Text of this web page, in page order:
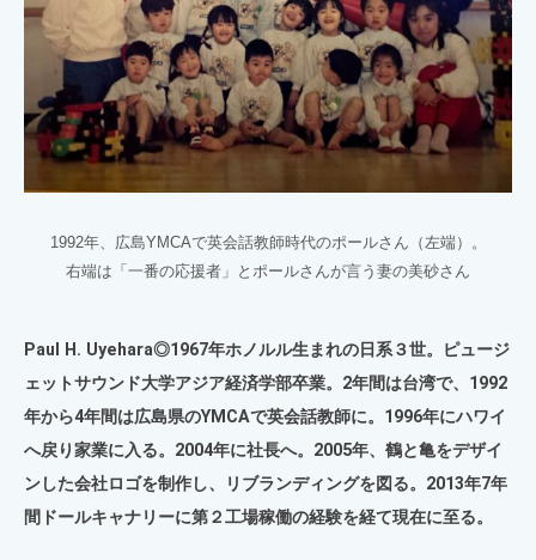
1992年、広島YMCAで英会話教師時代のポールさん（左端）。
右端は「一番の応援者」とポールさんが言う妻の美砂さん
Paul H. Uyehara◎1967年ホノルル生まれの日系３世。ピュージ
ェットサウンド大学アジア経済学部卒業。2年間は台湾で、1992
年から4年間は広島県のYMCAで英会話教師に。1996年にハワイ
へ戻り家業に入る。2004年に社長へ。2005年、鶴と亀をデザイ
ンした会社ロゴを制作し、リブランディングを図る。2013年7年
間ドールキャナリーに第２工場稼働の経験を経て現在に至る。